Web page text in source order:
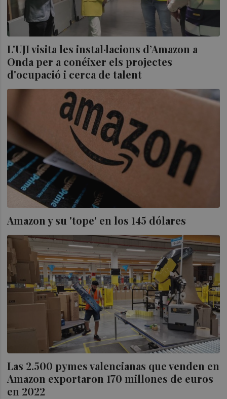
L'UJI visita les instal·lacions d’Amazon a
Onda per a conéixer els projectes
d'ocupació i cerca de talent
Amazon y su 'tope' en los 145 dólares
Las 2.500 pymes valencianas que venden en
Amazon exportaron 170 millones de euros
en 2022